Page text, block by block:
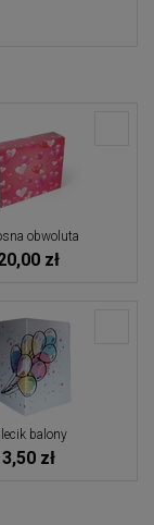
obwoluta
zł
balony
3,50 zł